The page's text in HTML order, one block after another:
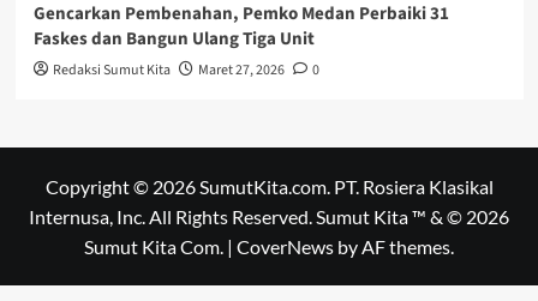
Gencarkan Pembenahan, Pemko Medan Perbaiki 31
Faskes dan Bangun Ulang Tiga Unit
Redaksi Sumut Kita Maret 27, 2026 0
Copyright © 2026 SumutKita.com. PT. Rosiera Klasikal
Internusa, Inc. All Rights Reserved. Sumut Kita ™ & © 2026
Sumut Kita Com. | CoverNews by AF themes.